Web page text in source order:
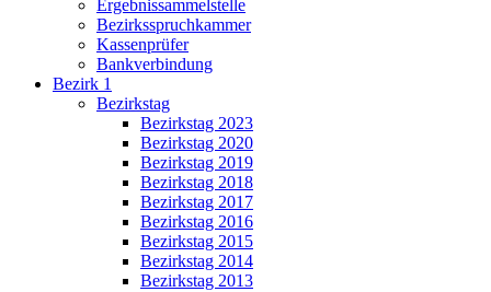
Ergebnissammelstelle
Bezirksspruchkammer
Kassenprüfer
Bankverbindung
Bezirk 1
Bezirkstag
Bezirkstag 2023
Bezirkstag 2020
Bezirkstag 2019
Bezirkstag 2018
Bezirkstag 2017
Bezirkstag 2016
Bezirkstag 2015
Bezirkstag 2014
Bezirkstag 2013